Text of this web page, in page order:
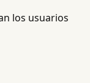
los usuarios